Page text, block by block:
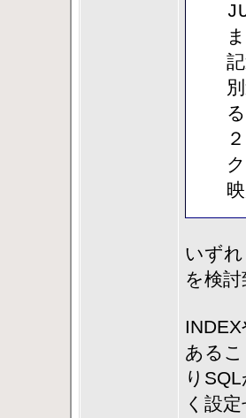
いず
を検
ある
り
く設